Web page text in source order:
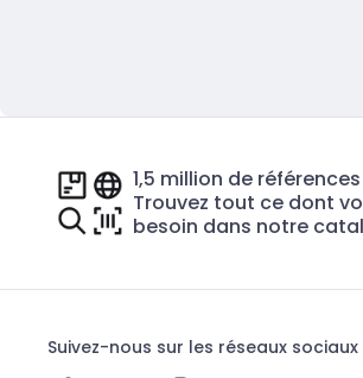
1,5 million de références
Trouvez tout ce dont
besoin dans notre
Suivez-nous sur les réseaux sociaux